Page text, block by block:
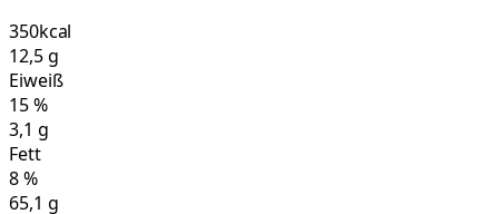
350kcal
12,5g
Eiweiß
15%
3,1 g
Fett
8%
65,1 g